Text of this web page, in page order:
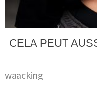
CELA PEUT
waacking